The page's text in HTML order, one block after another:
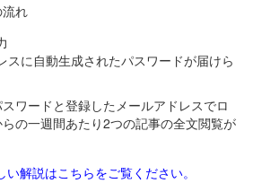
れ
スに自動生成されたパスワードが届けら
ワードと登録したメールアドレスでロ
の一週間あたり2つの記事の全文閲覧が
解説はこちらをご覧ください。